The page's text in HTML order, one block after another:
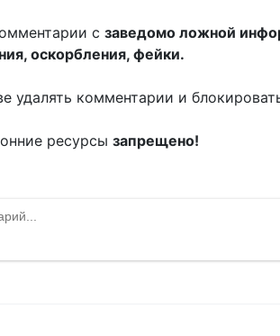
с заведомо ложной
оскорбления, фейки.
удалять комментарии и
ресурсы запрещено!